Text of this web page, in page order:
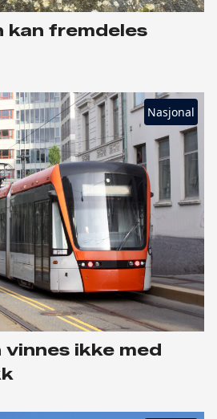
kan fremdeles
Nasjonal
vinnes ikke med